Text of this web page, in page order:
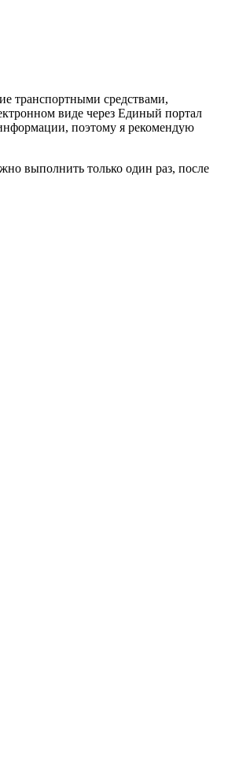
транспортными средствами,
виде через Единый портал
поэтому я рекомендую
выполнить только один раз, после